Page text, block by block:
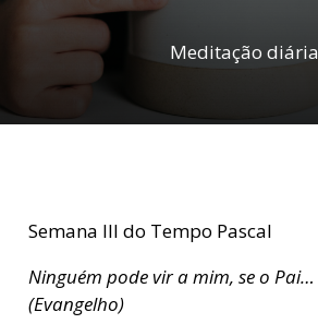
Meditação diária
Semana III do Tempo Pascal
Ninguém pode vir a mim, se o Pai…
(Evangelho)